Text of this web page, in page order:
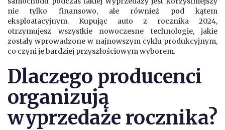
nie tylko finansowo, ale również pod kątem
eksploatacyjnym. Kupując auto z rocznika 2024,
otrzymujesz wszystkie nowoczesne technologie, jakie
zostały wprowadzone w najnowszym cyklu produkcyjnym,
co czyni je bardziej przyszłościowym wyborem.
Dlaczego producenci
organizują
wyprzedaże rocznika?